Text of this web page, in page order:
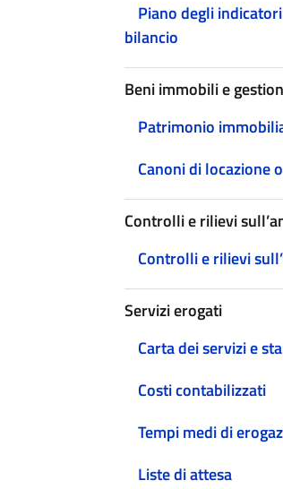
Piano degli
bilancio
Beni immobili e
Patrimonio
Canoni di locazione
Controlli e rilievi
Controlli e rilievi
Servizi erogati
Carta dei servizi e
Costi contabilizzati
Tempi medi di
Liste di attesa